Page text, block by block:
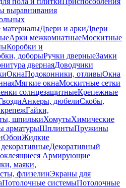
выравнивания
материалыДвери и аркиДвери
Арки межкомнатныеМоскитные
Коробки и
доборыРучки дверныеЗамки
двернаяДоводчики
ОкнаПодоконники, отливыОкна
Мягкие окнаМоскитные сетки
солнцезащитныеКрепежные
Анкеры, дюбелиСкобы,
Гайки,
шпилькиХомутыХимические
арматурыШплинтыПружины
ОбоиЖидкие
Декоративный
Армирующие
маяки,
флизелинЭкраны для
Потолочные системыПотолочные